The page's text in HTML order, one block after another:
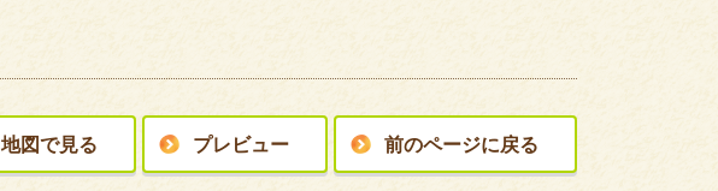
地図で見る プレビュー 前のページに戻る